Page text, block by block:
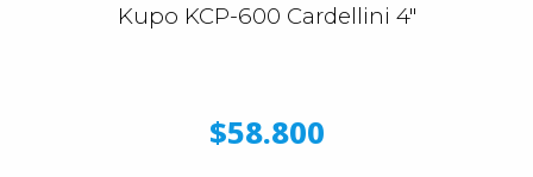
Kupo KCP-600 Cardellini 4"
$58.800